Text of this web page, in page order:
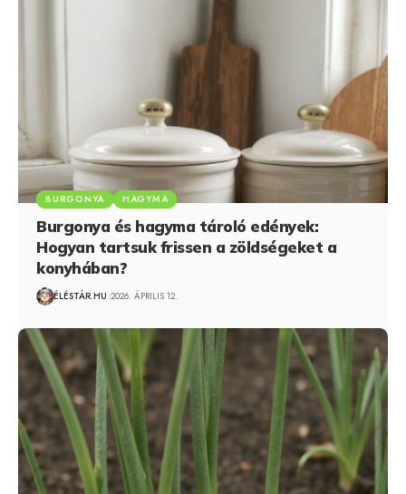
BURGONYA HAGYMA
Burgonya és hagyma tároló edények:
Hogyan tartsuk frissen a zöldségeket a
konyhában?
ÉLÉSTÁR.HU 2026. ÁPRILIS 12.